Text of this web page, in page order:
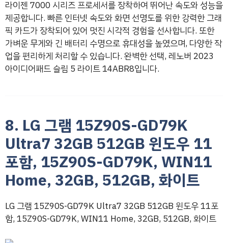
라이젠 7000 시리즈 프로세서를 장착하여 뛰어난 속도와 성능을
제공합니다. 빠른 인터넷 속도와 화면 선명도를 위한 강력한 그래
픽 카드가 장착되어 있어 멋진 시각적 경험을 선사합니다. 또한
가벼운 무게와 긴 배터리 수명으로 휴대성을 높였으며, 다양한 작
업을 편리하게 처리할 수 있습니다. 완벽한 선택, 레노버 2023
아이디어패드 슬림 5 라이트 14ABR8입니다.
8. LG 그램 15Z90S-GD79K
Ultra7 32GB 512GB 윈도우 11
포함, 15Z90S-GD79K, WIN11
Home, 32GB, 512GB, 화이트
LG 그램 15Z90S-GD79K Ultra7 32GB 512GB 윈도우 11포
함, 15Z90S-GD79K, WIN11 Home, 32GB, 512GB, 화이트